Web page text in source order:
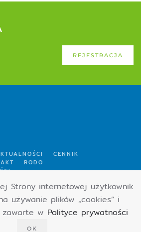
REJESTRACJA
CENNIK
RODO
Sp. z o.o. | Projekt i realizacja:Studio113
Strony internetowej użytkownik
używanie plików „cookies” i
w Polityce prywatności
OK